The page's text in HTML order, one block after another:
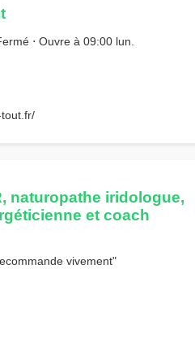
⋅ Ouvre à 09:00 lun.
naturopathe iridologue,
et coach
vivement"